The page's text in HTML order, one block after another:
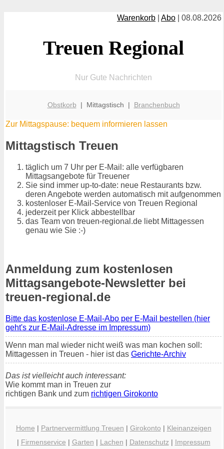
Warenkorb Abo | 08.08.2026
Treuen Regional
Nur Gute Nachrichten
Obstkorb | Mittagstisch | Branchenbuch
Zur Mittagspause: bequem informieren lassen
Mittagstisch Treuen
täglich um 7 Uhr per E-Mail: alle verfügbaren
Mittagsangebote für Treuener
Sie sind immer up-to-date: neue Restaurants bzw.
deren Angebote werden automatisch mit aufgenommen
kostenloser E-Mail-Service von Treuen Regional
jederzeit per Klick abbestellbar
das Team von treuen-regional.de liebt Mittagessen
genau wie Sie :-)
Anmeldung zum kostenlosen
Mittagsangebote-Newsletter bei
treuen-regional.de
Bitte das kostenlose E-Mail-Abo per E-Mail bestellen (hier
geht's zur E-Mail-Adresse im Impressum)
Wenn man mal wieder nicht weiß was man kochen soll:
Mittagessen in Treuen - hier ist das Gerichte-Archiv
Das ist vielleicht auch interessant:
Wie kommt man in Treuen zur
richtigen Bank und zum richtigen Girokonto
Home | Partnervermittlung Treuen | Girokonto | Kleinanzeigen
| Firmenservice | Garten | Lachen | Datenschutz| Impressum